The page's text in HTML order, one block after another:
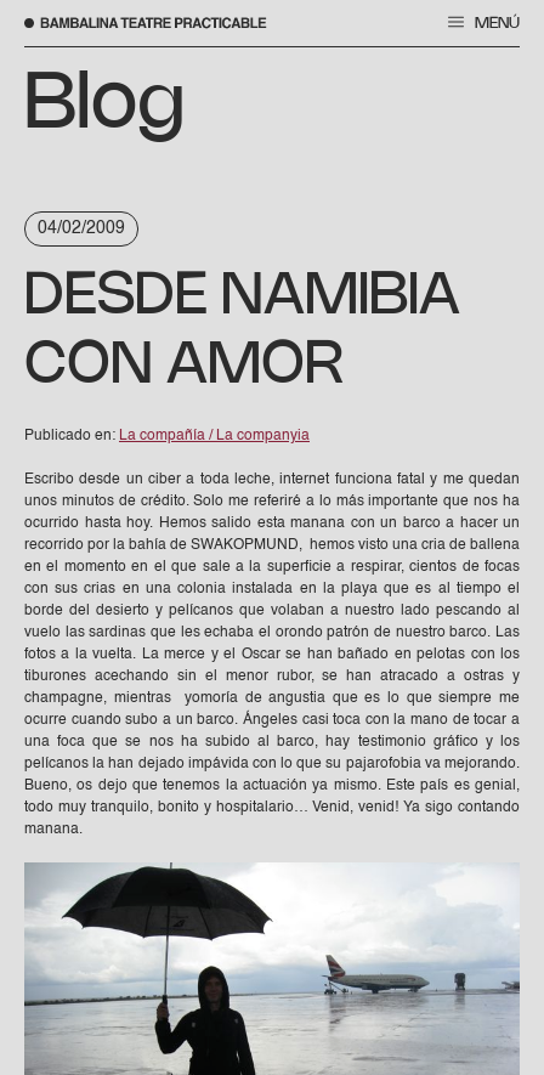
Saltar
contenido
MENÚ
Blog
04/02/2009
DESDE NAMIBIA
CON AMOR
Publicado en: La compañía / La companyia
Escribo desde un ciber a toda leche, internet funciona fatal y me quedan
unos minutos de crédito. Solo me referiré a lo más importante que nos ha
ocurrido hasta hoy. Hemos salido esta manana con un barco a hacer un
recorrido por la bahía de SWAKOPMUND, hemos visto una cria de ballena
en el momento en el que sale a la superficie a respirar, cientos de focas
con sus crias en una colonia instalada en la playa que es al tiempo el
borde del desierto y pelícanos que volaban a nuestro lado pescando al
vuelo las sardinas que les echaba el orondo patrón de nuestro barco. Las
fotos a la vuelta. La merce y el Oscar se han bañado en pelotas con los
tiburones acechando sin el menor rubor, se han atracado a ostras y
champagne, mientras yomoría de angustia que es lo que siempre me
ocurre cuando subo a un barco. Ángeles casi toca con la mano de tocar a
una foca que se nos ha subido al barco, hay testimonio gráfico y los
pelícanos la han dejado impávida con lo que su pajarofobia va mejorando.
Bueno, os dejo que tenemos la actuación ya mismo. Este país es genial,
todo muy tranquilo, bonito y hospitalario… Venid, venid! Ya sigo contando
manana.